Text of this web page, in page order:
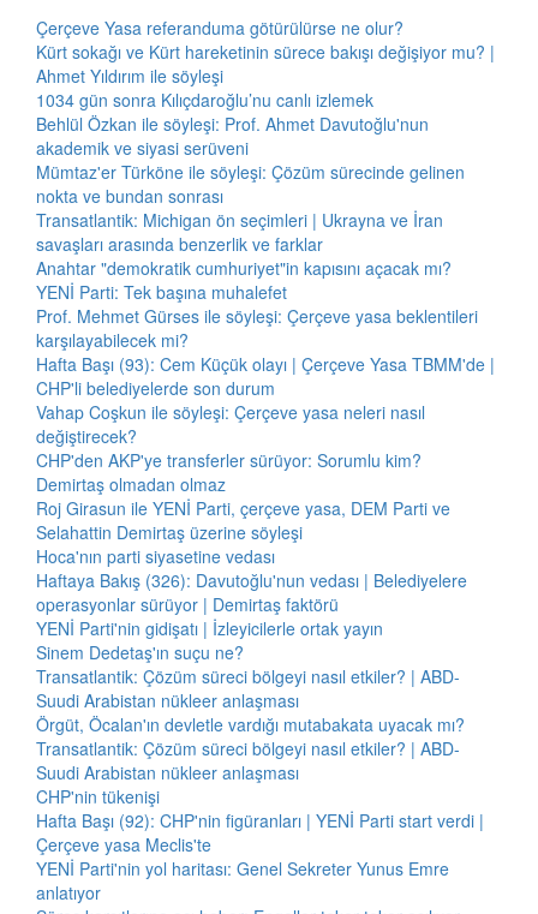
Çerçeve Yasa referanduma götürülürse ne olur?
Kürt sokağı ve Kürt hareketinin sürece bakışı değişiyor mu? |
Ahmet Yıldırım ile söyleşi
1034 gün sonra Kılıçdaroğlu’nu canlı izlemek
Behlül Özkan ile söyleşi: Prof. Ahmet Davutoğlu'nun
akademik ve siyasi serüveni
Mümtaz'er Türköne ile söyleşi: Çözüm sürecinde gelinen
nokta ve bundan sonrası
Transatlantik: Michigan ön seçimleri | Ukrayna ve İran
savaşları arasında benzerlik ve farklar
Anahtar "demokratik cumhuriyet"in kapısını açacak mı?
YENİ Parti: Tek başına muhalefet
Prof. Mehmet Gürses ile söyleşi: Çerçeve yasa beklentileri
karşılayabilecek mi?
Hafta Başı (93): Cem Küçük olayı | Çerçeve Yasa TBMM'de |
CHP'li belediyelerde son durum
Vahap Coşkun ile söyleşi: Çerçeve yasa neleri nasıl
değiştirecek?
CHP'den AKP'ye transferler sürüyor: Sorumlu kim?
Demirtaş olmadan olmaz
Roj Girasun ile YENİ Parti, çerçeve yasa, DEM Parti ve
Selahattin Demirtaş üzerine söyleşi
Hoca'nın parti siyasetine vedası
Haftaya Bakış (326): Davutoğlu'nun vedası | Belediyelere
operasyonlar sürüyor | Demirtaş faktörü
YENİ Parti'nin gidişatı | İzleyicilerle ortak yayın
Sinem Dedetaş'ın suçu ne?
Transatlantik: Çözüm süreci bölgeyi nasıl etkiler? | ABD-
Suudi Arabistan nükleer anlaşması
Örgüt, Öcalan'ın devletle vardığı mutabakata uyacak mı?
Transatlantik: Çözüm süreci bölgeyi nasıl etkiler? | ABD-
Suudi Arabistan nükleer anlaşması
CHP'nin tükenişi
Hafta Başı (92): CHP'nin figüranları | YENİ Parti start verdi |
Çerçeve yasa Meclis'te
YENİ Parti'nin yol haritası: Genel Sekreter Yunus Emre
anlatıyor